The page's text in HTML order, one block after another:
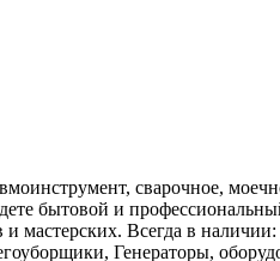
сварочное,
бытовой и
мастерских. Всегда в
Генераторы,